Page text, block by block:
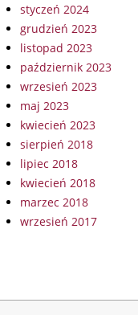
styczeń 2024
grudzień 2023
listopad 2023
październik 2023
wrzesień 2023
maj 2023
kwiecień 2023
sierpień 2018
lipiec 2018
kwiecień 2018
marzec 2018
wrzesień 2017